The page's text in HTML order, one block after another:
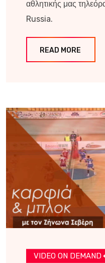
αθλητικής μας
Russia.
READ MORE
VIDEO ON DEMAND